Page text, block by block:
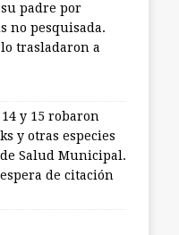
padre por
no pesquisada.
trasladaron a
y 15 robaron
y otras especies
Salud Municipal.
de citación